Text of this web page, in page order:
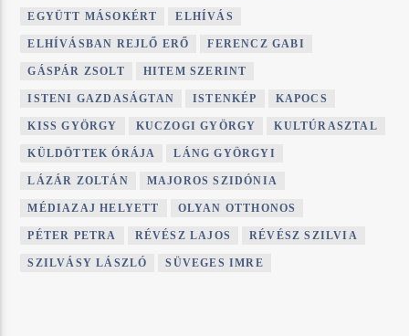
EGYÜTT MÁSOKÉRT ELHÍVÁS
ELHÍVÁSBAN REJLŐ ERŐ FERENCZ GABI
GÁSPÁR ZSOLT HITEM SZERINT
ISTENI GAZDASÁGTAN ISTENKÉP KAPOCS
KISS GYÖRGY KUCZOGI GYÖRGY KULTÚRASZTAL
KÜLDÖTTEK ÓRÁJA LÁNG GYÖRGYI
LÁZÁR ZOLTÁN MAJOROS SZIDÓNIA
MÉDIAZAJ HELYETT OLYAN OTTHONOS
PÉTER PETRA RÉVÉSZ LAJOS RÉVÉSZ SZILVIA
SZILVÁSY LÁSZLÓ SÜVEGES IMRE